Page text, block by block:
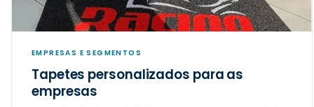
EMPRESAS E SEGMENTOS
Tapetes personalizados para as
empresas